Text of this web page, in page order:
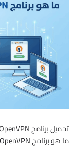
تحميل برنامج OpenVPN للكمبيوتر لإنشاء اتصال VPN آمن ومشفر
ما هو برنامج OpenVPN للكمبيوتر؟